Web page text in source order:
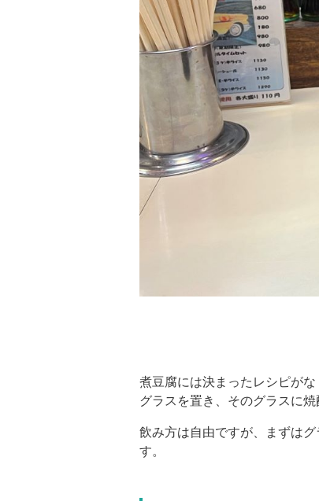
煮豆腐には決まったレシピが
グラスを置き、そのグラスに
飲み方は自由ですが、まずは
す。